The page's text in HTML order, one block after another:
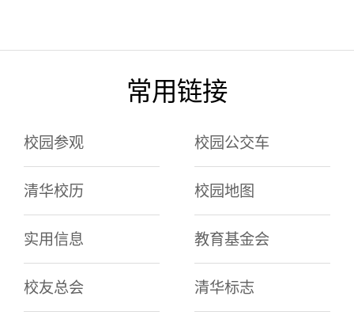
常用链接
校园参观 校园公交车
清华校历 校园地图
实用信息 教育基金会
校友总会 清华标志